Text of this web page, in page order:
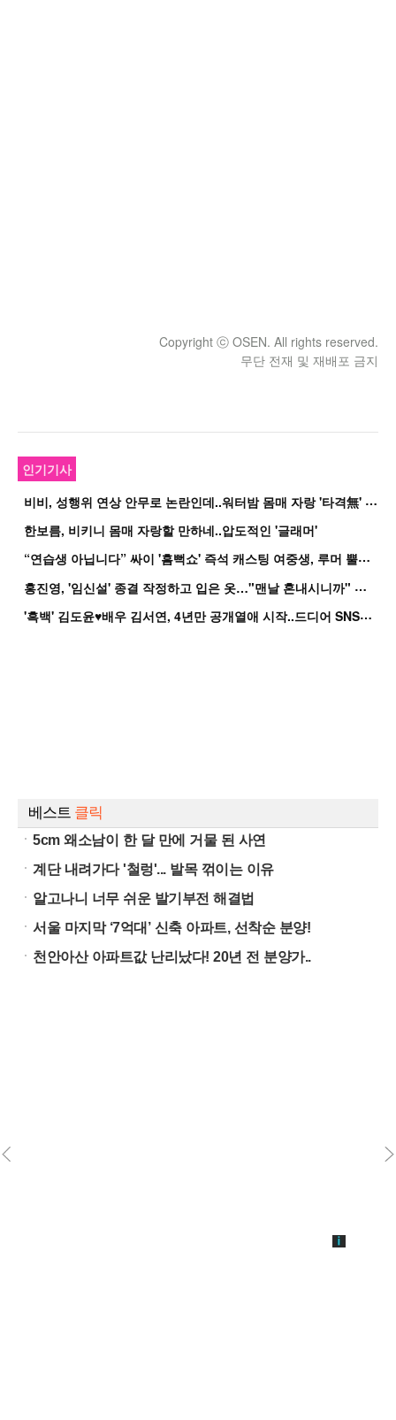
Copyright ⓒ OSEN. All rights reserved.
무단 전재 및 재배포 금지
인기기사
비
비, 성행위 연상 안무로 논란인데..워터밤 몸매 자랑 '타격無' 근황
한보름, 비키니 몸매 자랑할 만하네..압도적인 '글래머'
“
연습생 아닙니다” 싸이 '흠뻑쇼' 즉석 캐스팅 여중생, 루머 뿔났다[Oh!쎈 이...
홍
진영, '임신설' 종결 작정하고 입은 옷…"맨날 혼내시니까" 억울
'
흑백' 김도윤♥배우 김서연, 4년만 공개열애 시작..드디어 SNS에 노출 [핫피...